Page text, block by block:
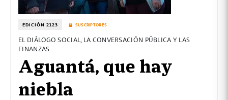
EDICIÓN 2123 SUSCRIPTORES
EL DIÁLOGO SOCIAL, LA CONVERSACIÓN PÚBLICA Y LAS
FINANZAS
Aguantá, que hay
niebla